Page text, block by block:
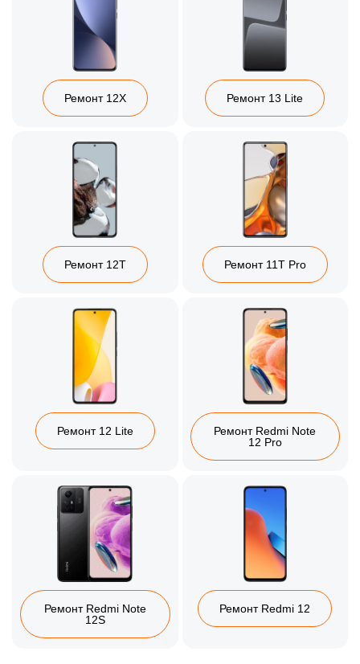
Ремонт 12X Ремонт 13 Lite
Ремонт 12T Ремонт 11T Pro
Ремонт 12 Lite
Ремонт Redmi Note
12 Pro
Ремонт Redmi Note
12S
Ремонт Redmi 12